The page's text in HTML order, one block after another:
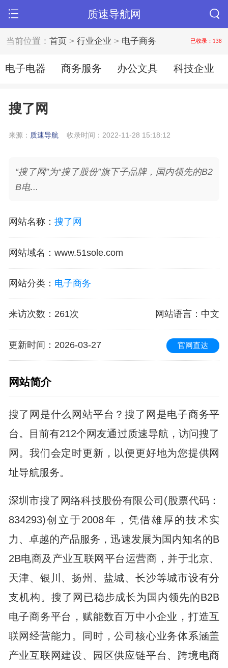
质速导航网
当前位置：首页 >行业企业 > 电子商务 已收录：138
电子电器 商务服务 办公文具 科技企业
搜了网
来源： 质速导航 收录时间：2022-11-28 15:18:12
“搜了网”为“搜了股份”旗下子品牌，国内领先的B2
B电...
网站名称： 搜了网
网站域名 ： www.51sole.com
网站分类： 电子商务
来访次数 ： 261次 网站语言 ：中文
更新时间 ：2026-03-27 官网直达
网站简介
搜了网是什么网站平台？搜了网是电子商务平
台。目前有212个网友通过质速导航，访问搜了
网。我们会定时更新，以便更好地为您提供网
址导航服务。
深圳市搜了网络科技股份有限公司(股票代码：
834293)创立于2008年，凭借雄厚的技术实
力、卓越的产品服务，迅速发展为国内知名的B
2B电商及产业互联网平台运营商，并于北京、
天津、银川、扬州、盐城、长沙等城市设有分
支机构。搜了网已稳步成长为国内领先的B2B
电子商务平台，赋能数百万中小企业，打造互
联网经营能力。同时，公司核心业务体系涵盖
产业互联网建设、园区供应链平台、跨境电商